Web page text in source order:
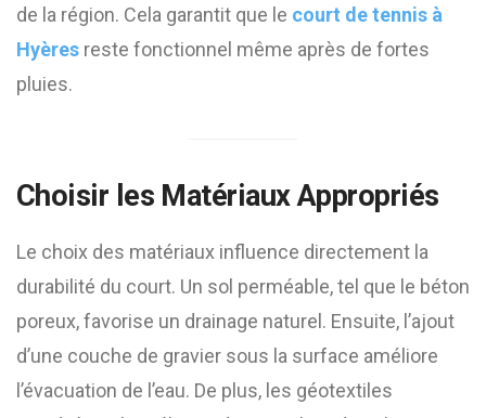
de la région. Cela garantit que le court de tennis à
Hyères reste fonctionnel même après de fortes
pluies.
Choisir les Matériaux Appropriés
Le choix des matériaux influence directement la
durabilité du court. Un sol perméable, tel que le béton
poreux, favorise un drainage naturel. Ensuite, l’ajout
d’une couche de gravier sous la surface améliore
l’évacuation de l’eau. De plus, les géotextiles